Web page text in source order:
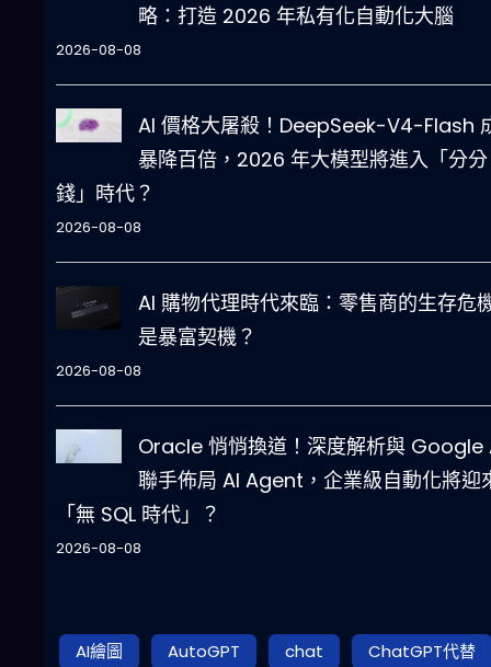
略：打造 2026 年私有化自動化大腦
2026-08-08
AI 價格大屠殺！DeepSeek-V4-Flash
暴降百倍，2026 年大模型將進入「分分
錢」時代？
2026-08-08
AI 購物代理時代來臨：零售商的生存危
是暴富契機？
2026-08-08
Oracle 悄悄換道！深度解析與 Google
聯手佈局 AI Agent，企業級自動化將迎
「無 SQL 時代」？
2026-08-08
AI繪圖 AutoGPT chat ChatGPT代替